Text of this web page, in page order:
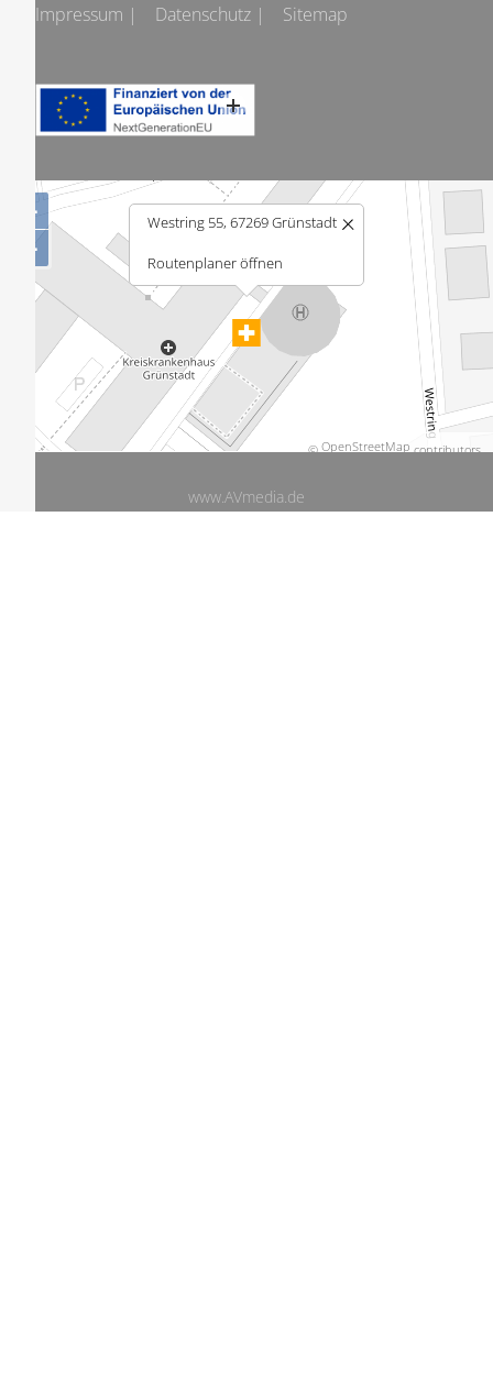
Impressum | Datenschutz | Sitemap
Westring 55, 67269 Grünstadt
Routenplaner öffnen
+
−
©OpenStreetMapcontributors.
www.AVmedia.de